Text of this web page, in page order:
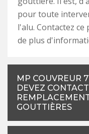
pour toute
l'alu. Contactez
de plus
MP COUVREUR
DEVEZ
GOUTTIÈRES